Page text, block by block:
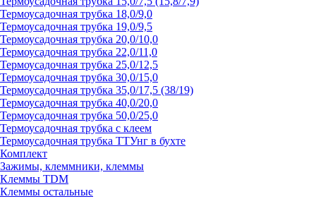
Термоусадочная трубка 18,0/9,0
Термоусадочная трубка 19,0/9,5
Термоусадочная трубка 20,0/10,0
Термоусадочная трубка 22,0/11,0
Термоусадочная трубка 25,0/12,5
Термоусадочная трубка 30,0/15,0
Термоусадочная трубка 35,0/17,5 (38/19)
Термоусадочная трубка 40,0/20,0
Термоусадочная трубка 50,0/25,0
Термоусадочная трубка с клеем
Термоусадочная трубка ТТУнг в бухте
Комплект
Зажимы, клеммники, клеммы
Клеммы TDM
Клеммы остальные